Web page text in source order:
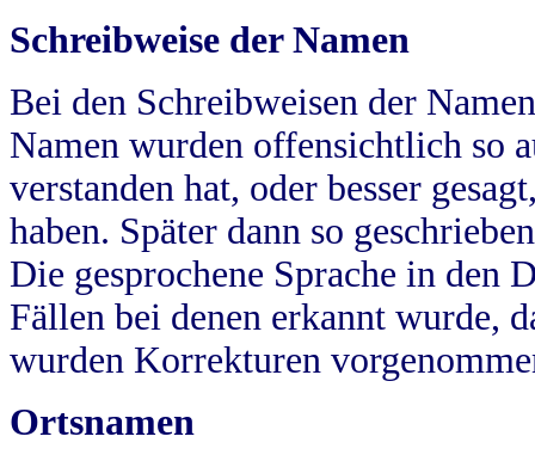
Schreibweise der Namen
Bei den Schreibweisen der
Namen wurden offensichtlich so
verstanden hat, oder besser
haben. Später dann so
Die gesprochene Sprache in
Fällen bei denen erkannt wurde,
wurden Korrekturen
Ortsnamen